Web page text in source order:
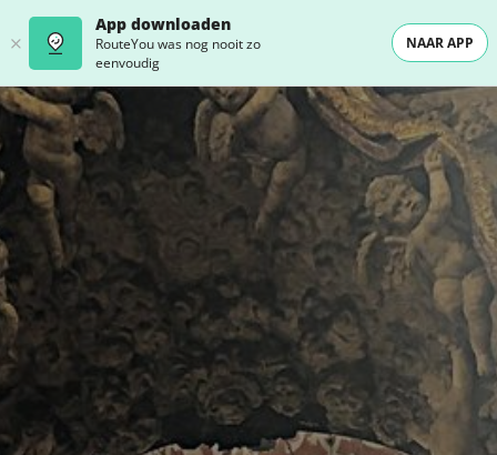
App downloaden
RouteYou was nog nooit zo
eenvoudig
NAAR APP